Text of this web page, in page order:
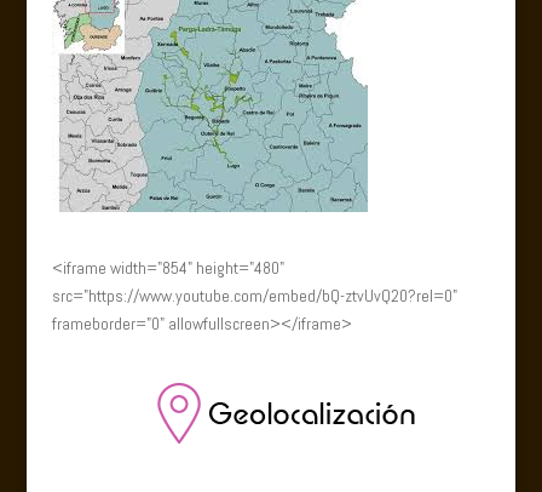
<iframe width="854" height="480"
src="https://www.youtube.com/embed/bQ-ztvUvQ20?rel=0"
frameborder="0" allowfullscreen></iframe>